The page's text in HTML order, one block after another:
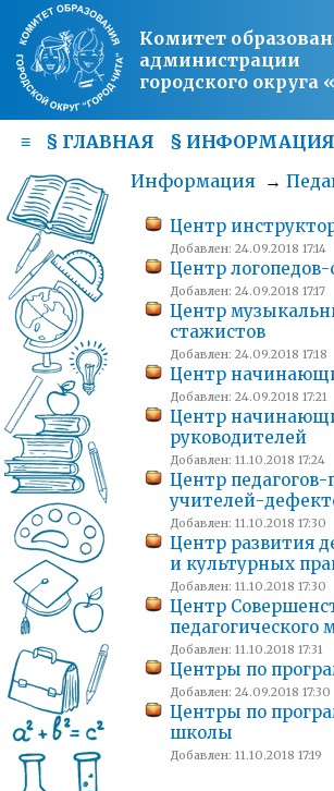
Комитет
администрации
городского округа
≡ § ГЛАВНАЯ § ИНФОРМАЦИЯ
Информация →
Центр
Добавлен: 24.09.2018 17:14
Центр
Добавлен: 24.09.2018 17:17
Центр
стажистов
Добавлен: 24.09.2018 17:18
Центр
Добавлен: 24.09.2018 17:21
Центр
руководителей
Добавлен: 11.10.2018 17:24
Центр педагогов-
учителей-
Добавлен: 11.10.2018 17:30
Центр развития
и культурных
Добавлен: 11.10.2018 17:30
Центр
педагогического
Добавлен: 11.10.2018 17:31
Центры по
Добавлен: 24.09.2018 17:30
Центры по
школы
Добавлен: 11.10.2018 17:19